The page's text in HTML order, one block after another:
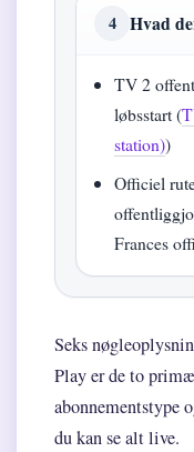
4 Hvad
TV 2
løbsstart (
station))
Officiel
Frances
Seks
Play er de to
abonnementstype
du kan se alt live.